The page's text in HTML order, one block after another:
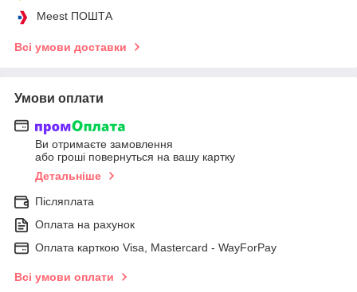
Meest ПОШТА
Всі умови доставки
Умови оплати
Ви отримаєте замовлення
або гроші повернуться на вашу картку
Детальніше
Післяплата
Оплата на рахунок
Оплата карткою Visa, Mastercard - WayForPay
Всі умови оплати